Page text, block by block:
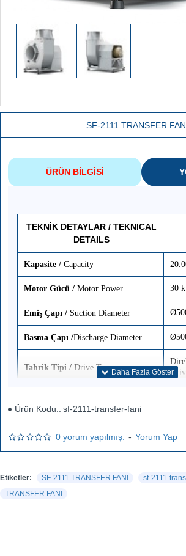
SF-2111 TRANSFER
ÜRÜN BILGISI
TEKNİK DETAYLAR / TEKNICAL
DETAILS
Kapasite / Capacity
Motor Gücü / Motor Power 30
Emiş Çapı / Suction Diameter
Basma Çapı /Discharge Diameter
Tahrik Tipi / Drive Type
Ünite Ölçüleri/ Unit Dimensions
Ağırlık/Weight 410
Ürün Kodu:: sf-2111-transfer-fani
0 yorum yapılmış. - Yorum Yap
Etiketler: SF-2111 TRANSFER FANI
sf-2111-
TRANSFER FANI